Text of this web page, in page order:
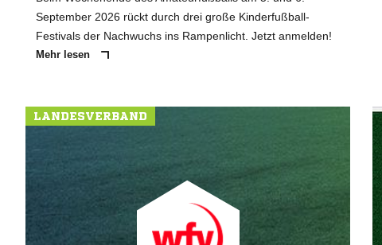
September 2026 rückt durch drei große Kinderfußball-
Festivals der Nachwuchs ins Rampenlicht. Jetzt anmelden!
Mehr lesen
LANDESVERBAND